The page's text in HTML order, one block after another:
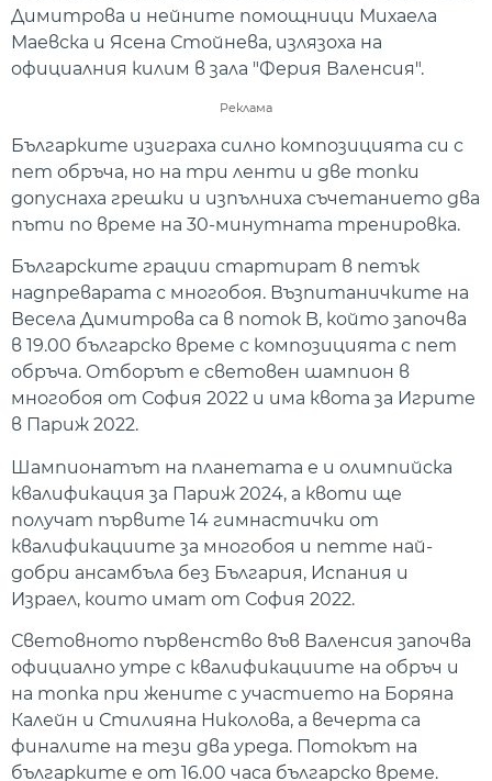
Димитрова и нейните помощници Михаела
Маевска и Ясена Стойнева, излязоха на
официалния килим в зала "Ферия Валенсия".
Реклама
Българките изиграха силно композицията си с
пет обръча, но на три ленти и две топки
допуснаха грешки и изпълниха съчетанието два
пъти по време на 30-минутната тренировка.
Българските грации стартират в петък
надпреварата с многобоя. Възпитаничките на
Весела Димитрова са в поток B, който започва
в 19.00 българско време с композицията с пет
обръча. Отборът е световен шампион в
многобоя от София 2022 и има квота за Игрите
в Париж 2022.
Шампионатът на планетата е и олимпийска
квалификация за Париж 2024, а квоти ще
получат първите 14 гимнастички от
квалификациите за многобоя и петте най-
добри ансамбъла без България, Испания и
Израел, които имат от София 2022.
Световното първенство във Валенсия започва
официално утре с квалификациите на обръч и
на топка при жените с участието на Боряна
Калейн и Стилияна Николова, а вечерта са
финалите на тези два уреда. Потокът на
българките е от 16.00 часа българско време.